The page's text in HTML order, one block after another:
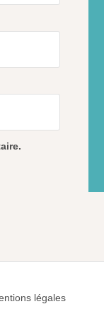
légales